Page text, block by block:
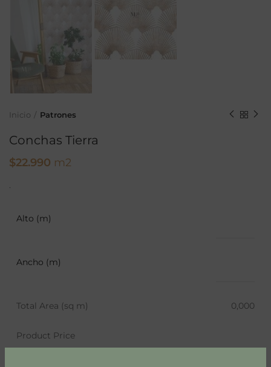
Inicio Patrones
Conchas Tierra
$22.990 m2
.
Alto (m)
Ancho (m)
Total Area (sq m) 0,000
Product Price